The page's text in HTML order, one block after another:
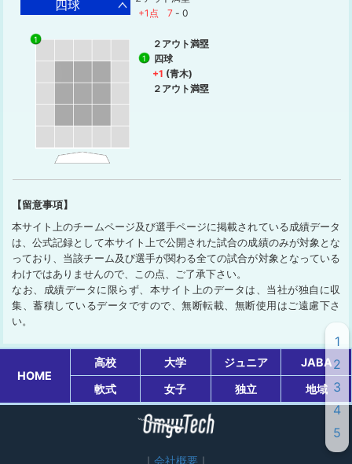
四球
+1点
7 - 0
1 ２アウト満塁
1
四球
+1 (青木)
２アウト満塁
【留意事項】
本サイト上のチームページ及び選手ページに掲載されている成績データ
は、公式記録として本サイト上で公開された試合の成績のみが対象とな
っており、当該チーム及び選手が関わる全ての試合が対象となっている
わけではありませんので、この点、ご了承下さい。
なお、成績データに限らず、本サイト上のデータは、当社が独自に収
集、蓄積しているデータですので、無断転載、無断使用はご遠慮下さ
い。
HOME
高校 大学 ジュニア
JABA
軟式
女子 独立 地域
会社概要
1
2
3
4
5